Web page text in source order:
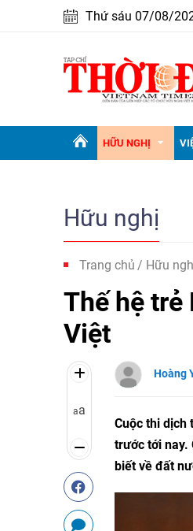
Thứ sáu 07/08/
HỮU NGHỊ
Hữu nghị
Trang chủ Hữu
Thế hệ trẻ
Việt
aa
Hoàng
Cuộc thi dịch
trước tới nay.
biết về đất